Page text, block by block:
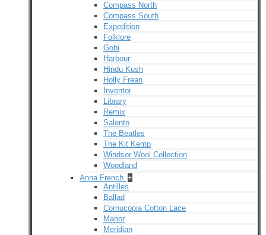
Compass North
Compass South
Expedition
Folklore
Gobi
Harbour
Hindu Kush
Holly Frean
Inventor
Library
Remix
Salento
The Beatles
The Kit Kemp
Windsor Wool Collection
Woodland
Anna French +
Antilles
Ballad
Cornucopia Cotton Lace
Manor
Meridian